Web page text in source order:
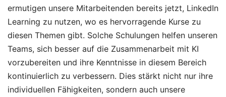
ermutigen unsere Mitarbeitenden bereits jetzt, LinkedIn
Learning zu nutzen, wo es hervorragende Kurse zu
diesen Themen gibt. Solche Schulungen helfen unseren
Teams, sich besser auf die Zusammenarbeit mit KI
vorzubereiten und ihre Kenntnisse in diesem Bereich
kontinuierlich zu verbessern. Dies stärkt nicht nur ihre
individuellen Fähigkeiten, sondern auch unsere